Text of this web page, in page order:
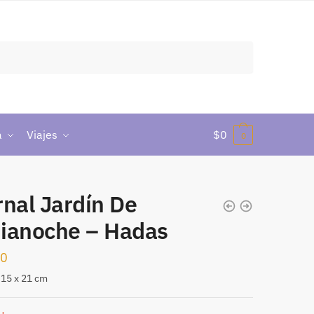
Viajes $0 0
Jardín De
– Hadas
x 21 cm